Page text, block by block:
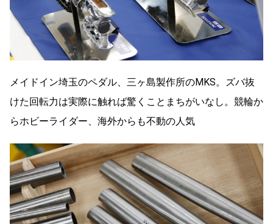
メイドイン埼玉のペダル、三ヶ島製作所のMKS。ズバ抜
けた回転力は実際に触れば驚くことまちがいなし。競輪か
らホビーライダー、海外からも不動の人気